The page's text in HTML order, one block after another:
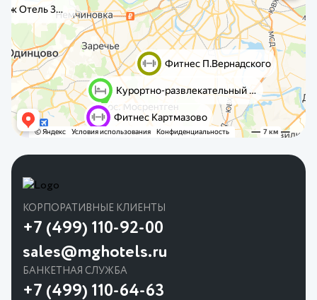
КОРПОРАТИВНЫЕ КЛИЕНТЫ
+7 (499) 110-92-00
sales@mghotels.ru
БАНКЕТНАЯ СЛУЖБА
+7 (499) 110-64-63